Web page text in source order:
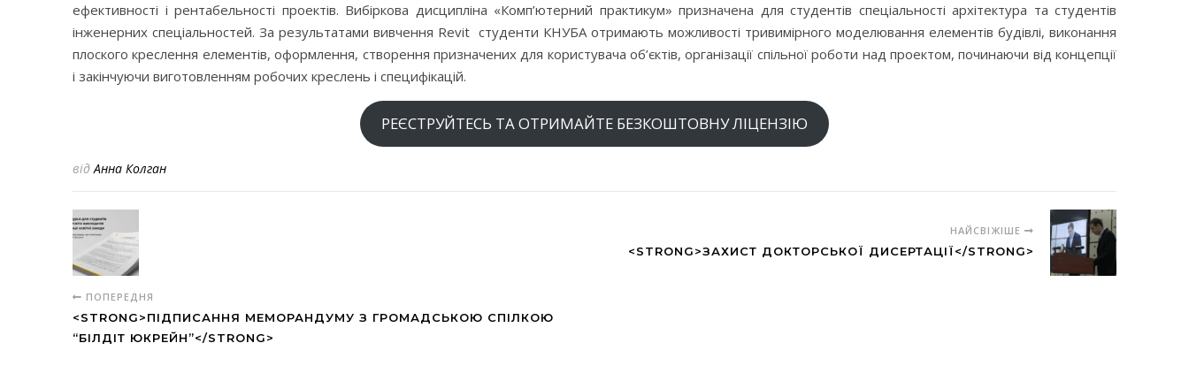
ефективності і рентабельності проектів. Вибіркова дисципліна «Комп’ютерний практикум» призначена для студентів спеціальності архітектура та студентів
інженерних спеціальностей. За результатами вивчення Revit студенти КНУБА отримають можливості тривимірного моделювання елементів будівлі, виконання
плоского креслення елементів, оформлення, створення призначених для користувача об’єктів, організації спільної роботи над проектом, починаючи від концепції
і закінчуючи виготовленням робочих креслень і специфікацій.
РЕЄСТРУЙТЕСЬ ТА ОТРИМАЙТЕ БЕЗКОШТОВНУ ЛІЦЕНЗІЮ
від Анна Колган
ПОПЕРЕДНЯ
<STRONG>ПІДПИСАННЯ МЕМОРАНДУМУ З ГРОМАДСЬКОЮ СПІЛКОЮ
“БІЛДІТ ЮКРЕЙН”</STRONG>
НАЙСВІЖІШЕ
<STRONG>ЗАХИСТ ДОКТОРСЬКОЇ ДИСЕРТАЦІЇ</STRONG>